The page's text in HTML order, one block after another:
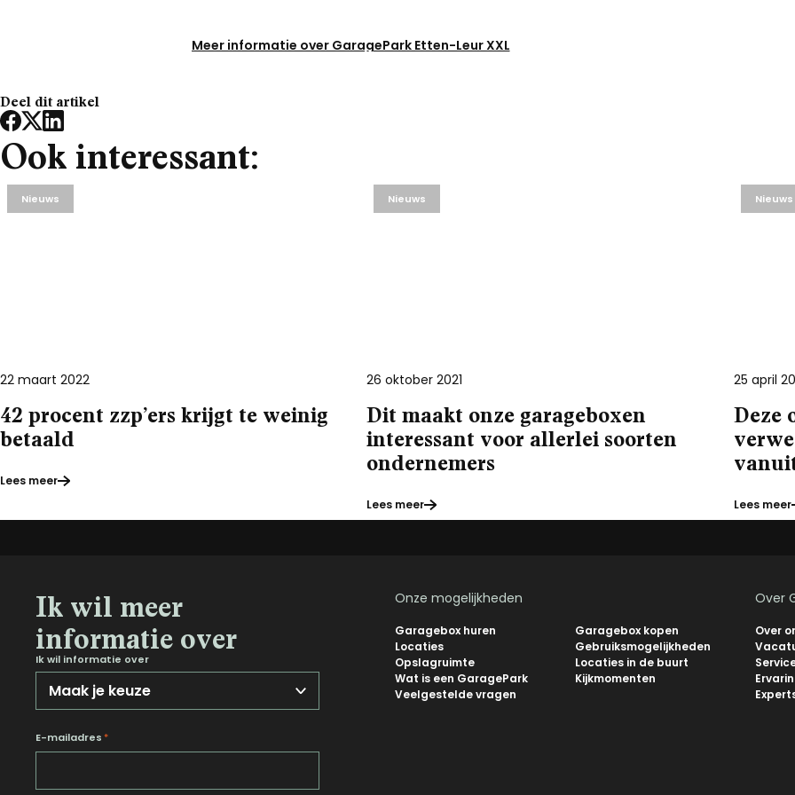
Utrecht
Zeeland
Zuid-Holland
Meer informatie over GaragePark Etten-Leur XXL
Deel dit artikel
Ook interessant:
22 maart 2022
42 procent zzp’ers krijgt te weinig
betaald
Lees meer
Nieuws
26 oktober 2021
Dit maakt onze garageboxen
interessant voor allerlei soorten
ondernemers
Lees meer
Nieuws
25 april
Deze
Lees meer
Nieuws
Ik wil meer
informatie over
Ik wil informatie over
E-mailadres *
Onze mogelijkheden
Garagebox huren
Garagebox kopen
Locaties
Gebruiksmogelijkheden
Opslagruimte
Locaties in de buurt
Wat is een GaragePark
Kijkmomenten
Veelgestelde vragen
Over
Over